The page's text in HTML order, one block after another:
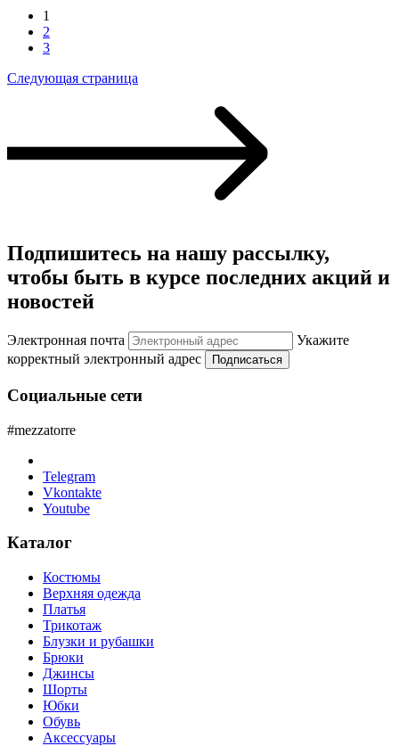
1
2
3
Следующая страница
Подпишитесь на нашу рассылку,
чтобы быть в курсе последних акций и
новостей
Электронная почта
Укажите
корректный электронный адрес
Подписаться
Социальные сети
#mezzatorre
Telegram
Vkontakte
Youtube
Каталог
Костюмы
Верхняя одежда
Платья
Трикотаж
Блузки и рубашки
Брюки
Джинсы
Шорты
Юбки
Обувь
Аксессуары